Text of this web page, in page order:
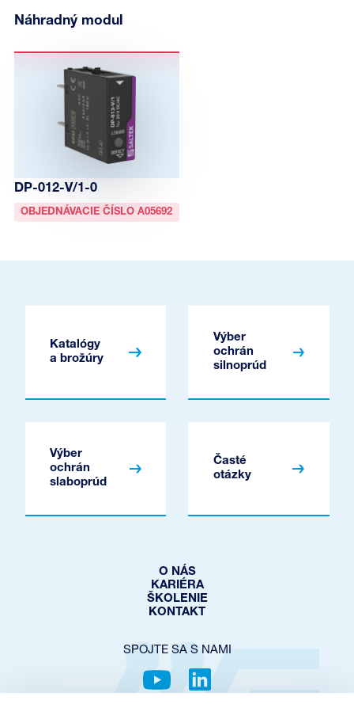
Náhradný modul
DP-012-V/1-0
OBJEDNÁVACIE ČÍSLO A05692
Katalógy
a brožúry
Výber
ochrán
silnoprúd
Výber
ochrán
slaboprúd
Časté
otázky
O NÁS
KARIÉRA
ŠKOLENIE
KONTAKT
SPOJTE SA S NAMI